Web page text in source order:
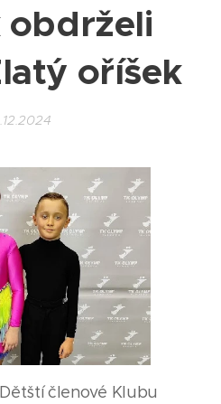
obdrželi
oříšek
| Dětští členové Klubu